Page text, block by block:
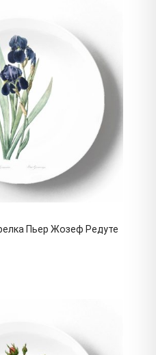
Пьер Жозеф Редуте